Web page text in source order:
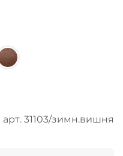
арт. 31103/зимн.вишня